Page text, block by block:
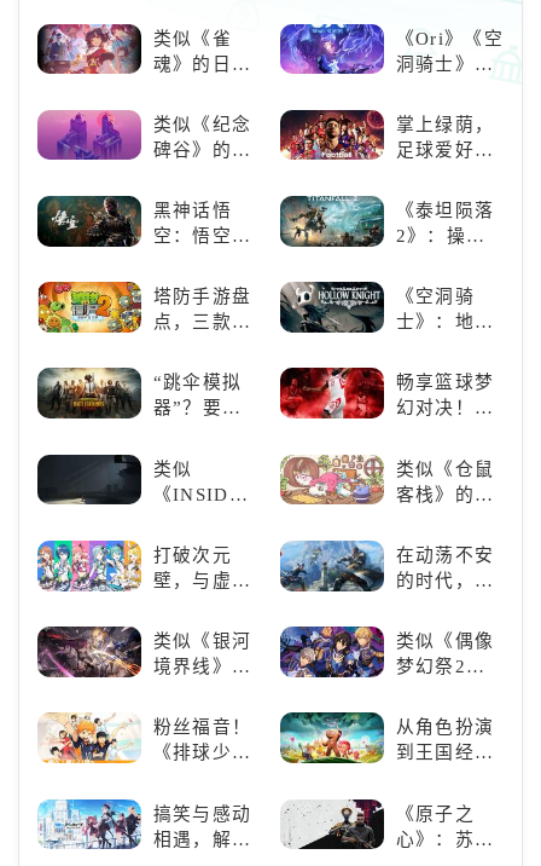
魄的忍者之
旅
荐！快来赢
得世界冠军
吧！
类似《雀
魂》的日系
好看的ACG
看板娘们等
着你！
《Ori》《空
洞骑士》
胞》横向对
比，不知道
入手那个看
类似《纪念
碑谷》的解
荐：体验沉
浸式解谜，
掌上绿荫，
足球爱好者
况足球》
黑神话悟
空：悟空携
来，游戏界
的东方巨
《泰坦陨落
2》：操控
未来战场；
跑酷突袭，
塔防手游盘
点，三款不
防佳作
《空洞骑
士》：地下
探索与极致
冒险
“跳伞模拟
器”？要
“刚”？
畅享篮球梦
幻对决！
2K24梦幻球
队》类似游
戏精选
类似
《INSIDE》
戏！快动起
你的小脑筋
类似《仓鼠
客栈》的萌
荐！快来养
赛博宠物
打破次元
壁，与虚拟
写音符物语
在动荡不安
的时代，踏
类似《银河
境界线》的
类手游推
荐：极致策
类似《偶像
梦幻祭2》
游推荐：完
美还原偶像
像团
粉丝福音！
《排球少
HIGH!!》手
游还原经典
名场面
从角色扮演
到王国经
游为何能俘
获玩家心？
搞笑与感动
相遇，解锁
《原子之
心》：苏联